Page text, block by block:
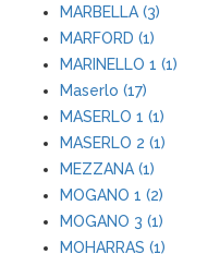
MARBELLA (3)
MARFORD (1)
MARINELLO 1 (1)
Maserlo (17)
MASERLO 1 (1)
MASERLO 2 (1)
MEZZANA (1)
MOGANO 1 (2)
MOGANO 3 (1)
MOHARRAS (1)